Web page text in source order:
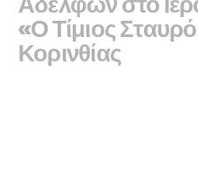
«Ο Τίμιος
Κορινθίας